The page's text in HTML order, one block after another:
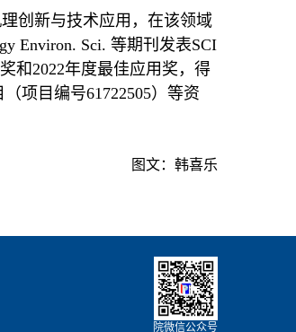
创新与技术应用，在该领域
Environ. Sci.等期刊发表SCI
和2022年度最佳应用奖，得
（项目编号61722505）等资
图文：韩喜乐
院微信公众号